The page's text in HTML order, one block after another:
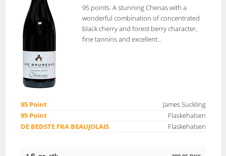
95 points. A stunning Chenas with a
wonderful combination of concentrated
black cherry and forest berry character,
fine tannins and excellent...
95 Point
James Suckling
95 Point
Flaskehalsen
DE BEDSTE FRA BEAUJOLAIS
Flaskehalsen